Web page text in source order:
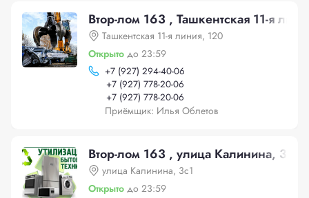
Втор-лом 163 , Ташкентская 11-я
Ташкентская 11-я линия, 120
Открыто до 23:59
+7 (927) 294-40-06
+7 (927) 778-20-06
+7 (927) 778-20-06
Приёмщик: Илья Облетов
Втор-лом 163 , улица Калинина, 3с1
улица Калинина, 3с1
Открыто до 23:59